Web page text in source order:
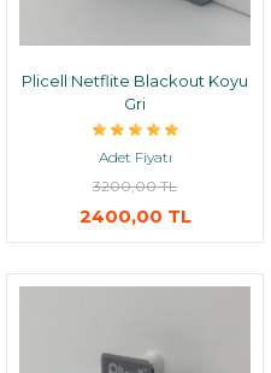
Plicell Netflite Blackout Koyu
Gri
Adet Fiyatı
3200,00 TL
2400,00 TL